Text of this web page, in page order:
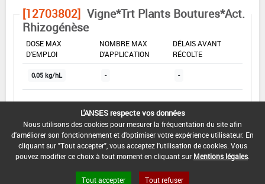
[12703802] Vigne*Trt Plants Boutures*Act.
Rhizogénèse
DOSE MAX
D'EMPLOI
NOMBRE MAX
D'APPLICATION
DÉLAIS AVANT
RÉCOLTE
0,05 kg/hL - -
INTERVALLE MINIMUM ENTRE APPLICATIONS :
-
DATE DE RETRAIT DE L'USAGE :
18/05/2016
L'ANSES respecte vos données
Nous utilisons des cookies pour mesurer la fréquentation du site afin
d'améliorer son fonctionnement et d'optimiser votre expérience utilisateur. En
cliquant sur "Tout accepter", vous acceptez l'utilisation de cookies. Vous
pouvez modifier ce choix à tout moment en cliquant sur Mentions légales
Tout accepter Tout refuser